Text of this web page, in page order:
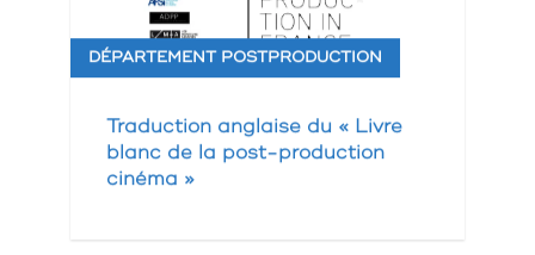
DÉPARTEMENT POSTPRODUCTION
Traduction anglaise du « Livre
blanc de la post-production
cinéma »